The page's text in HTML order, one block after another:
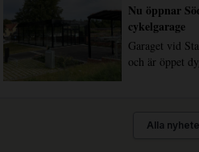
Nu öppnar
cykelgarage
Garaget vid
och är öppet
Alla